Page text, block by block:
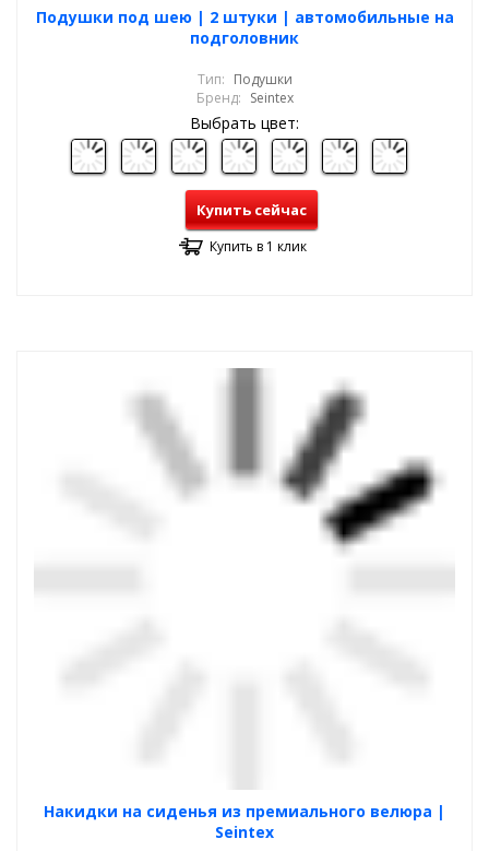
Подушки под шею | 2 штуки | автомобильные на
подголовник
Тип: Подушки
Бренд: Seintex
Выбрать цвет:
Купить сейчас
Купить в 1 клик
Накидки на сиденья из премиального велюра |
Seintex